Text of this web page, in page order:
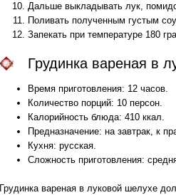
Дальше выкладывать лук,
Поливать полученным густым
Запекать при температуре 180
Грудинка вареная в
Время приготовления: 12 часов.
Количество порций: 10 персон.
Калорийность блюда: 410 ккал.
Предназначение: на завтрак, к
Кухня: русская.
Сложность приготовления:
Грудинка вареная в луковой шелухе